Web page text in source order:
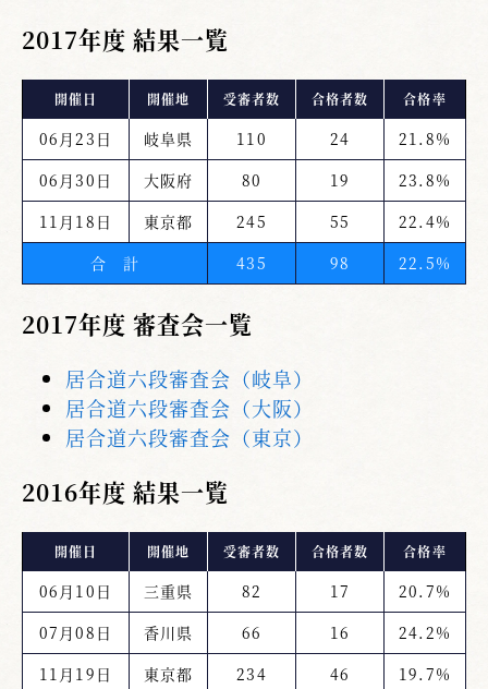
2017年度 結果一覧
開催日 開催地 受審者数 合格者数 合格率
06月23日 岐阜県 110 24
21.8%
06月30日
大阪府 80 19
23.8%
11月18日
東京都 245 55
22.4%
合 計
435 98 22.5%
2017年度 審査会一覧
居合道六段審査会（岐阜）
居合道六段審査会（大阪）
居合道六段審査会（東京）
2016年度 結果一覧
開催日 開催地 受審者数 合格者数 合格率
06月10日 三重県 82 17
20.7%
07月08日
香川県 66 16
24.2%
11月19日
東京都 234 46
19.7%